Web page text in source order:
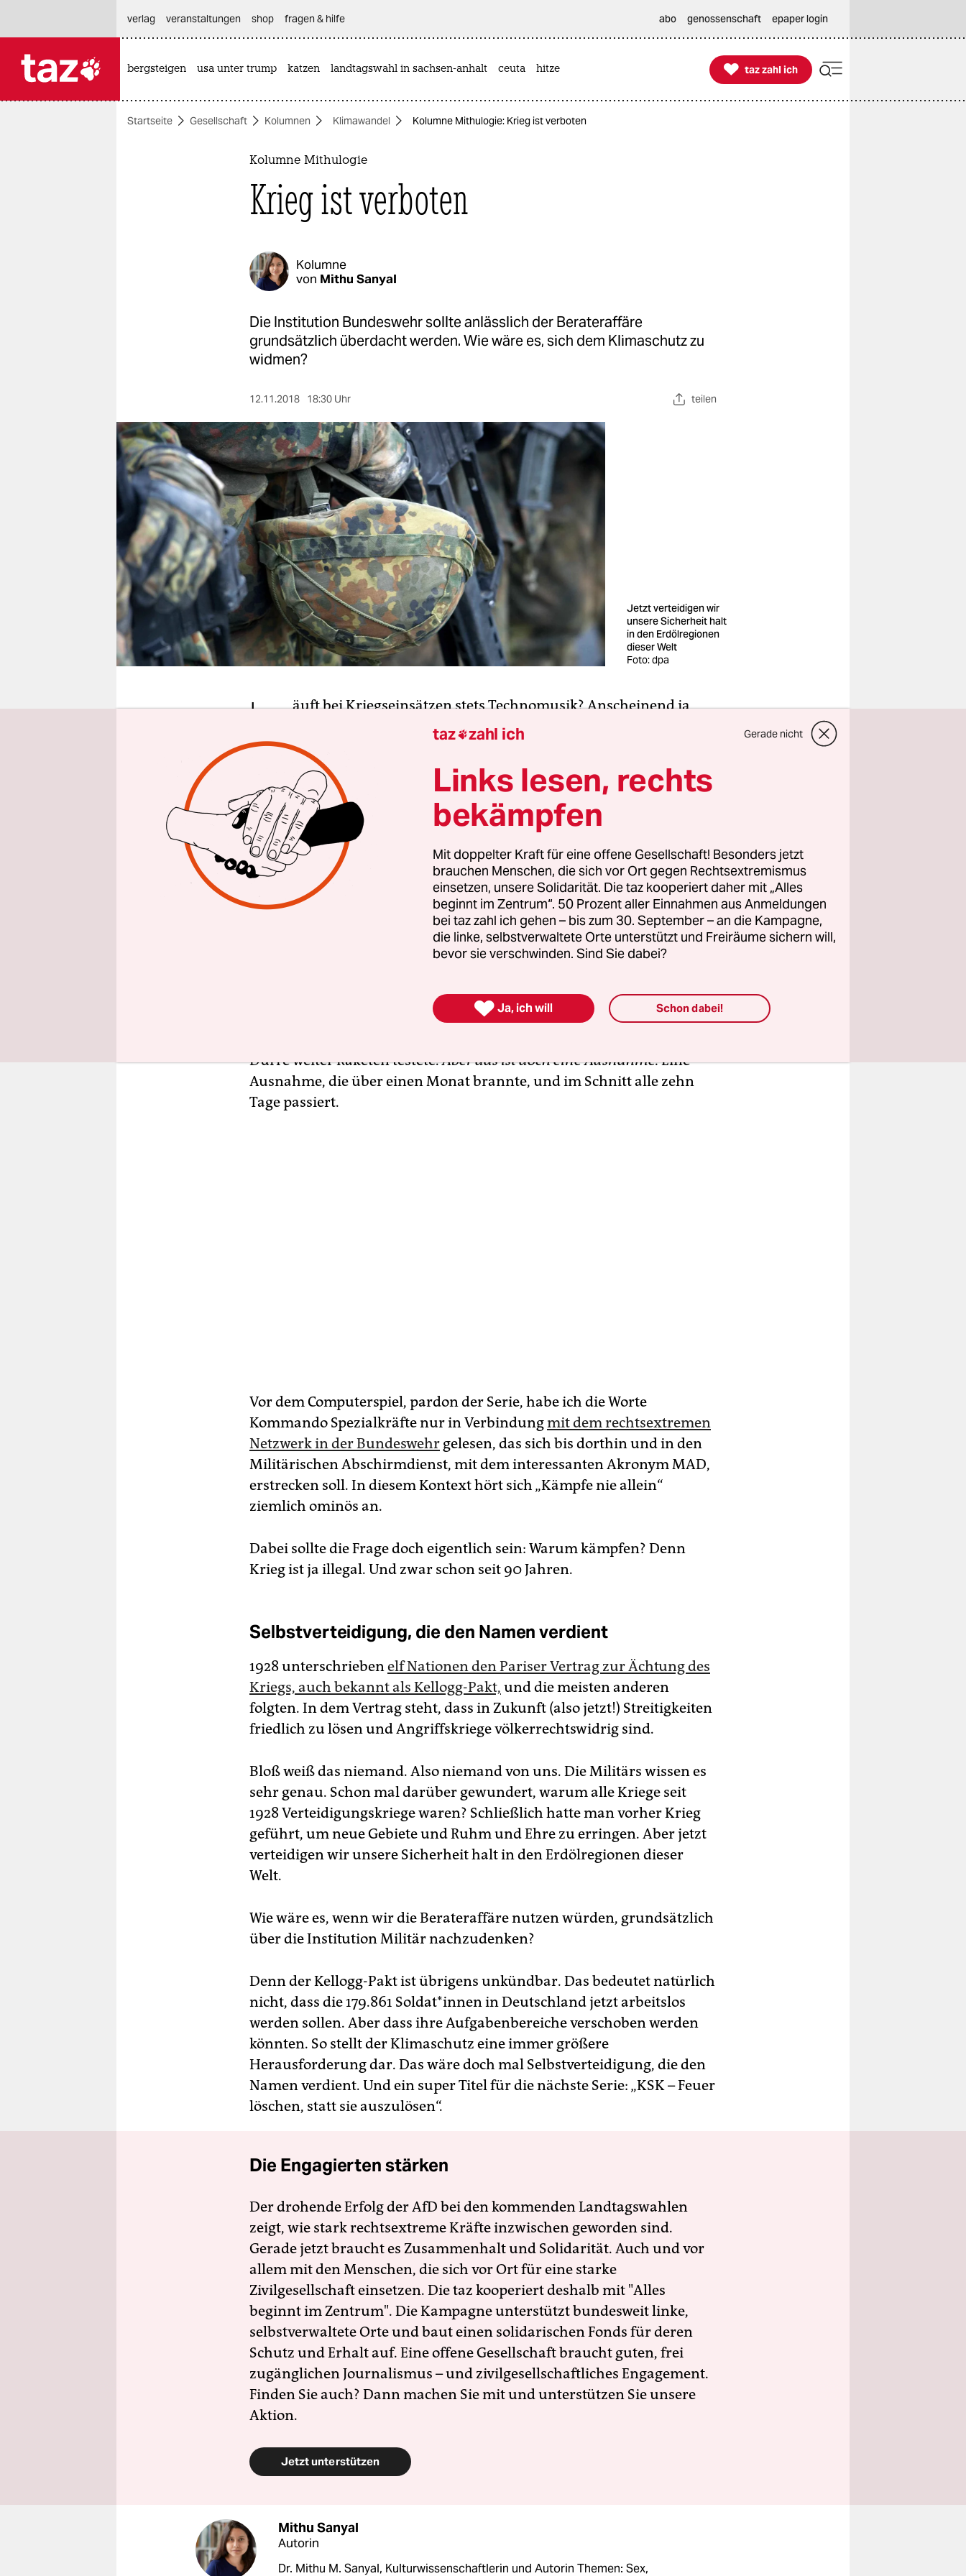
themen
verlag
verlag
veranstaltungen
shop
fragen & hilfe
unterstützen
abo
genossenschaft
epaper login
verlag
veranstaltungen shop fragen & hilfe abo genossenschaft epaper login
bergsteigen usa unter trump katzen landtagswahl in sachsen-anhalt ceuta hitze 
taz zahl ich
taz zahl ich
Startseite Gesellschaft Kolumnen Klimawandel Kolumne Mithulogie: Krieg ist verboten
Kolumne Mithulogie
Krieg ist verboten
Kolumne
von Mithu Sanyal
Die Institution Bundeswehr sollte anlässlich der Berateraffäre
grundsätzlich überdacht werden. Wie wäre es, sich dem Klimaschutz zu
widmen?
12.11.2018 18:30 Uhr teilen
Jetzt verteidigen wir
unsere Sicherheit halt
in den Erdölregionen
dieser Welt
Foto: dpa
L äuft bei Kriegseinsätzen stets Technomusik? Anscheinend ja,
der neuen Bundeswehrserie
dich allein“ glauben kann. KSK steht für Kommando
Spezialkräfte oder mit den Worten der Bundeswehr: „Ein Team, ein
Mythos.“ Wie bitte? Ist das der Grund, warum wir immer noch keine
vollständigen Informationen über die Beraterverträge der
Bundeswehr haben, mit denen sich BWI und McKinsey und wer weiß
wer noch alles eine goldene Nase verdient? Ist halt ein Mythos,
Genaues weiß man nicht.
Da habe ich letztens noch bei einem Interview gesagt, wir sollten
vorsichtig sein, Ego-Shooter-Spiele nur als Militarisierung der Jugend
von heute abzutun, und dann kommt „Kämpfe nie für dich allein“ und
Leute, auf die geschossen wird, echt sind. Dadurch wird die Serie
allerdings auch nicht realistischer, weil sie dann brennende Moore
Dürre weiter Raketen testete.Aber das ist doch eine Ausnahme.Eine
Ausnahme, die über einen Monat brannte, und im Schnitt alle zehn
Tage passiert.
Vor dem Computerspiel, pardon der Serie, habe ich die Worte
Kommando Spezialkräfte nur in Verbindungmit dem rechtsextremen
Netzwerk in der Bundeswehr gelesen, das sich bis dorthin und in den
Militärischen Abschirmdienst, mit dem interessanten Akronym MAD,
erstrecken soll. In diesem Kontext hört sich „Kämpfe nie allein“
ziemlich ominös an.
Dabei sollte die Frage doch eigentlich sein: Warum kämpfen? Denn
Krieg ist ja illegal. Und zwar schon seit 90 Jahren.
Selbstverteidigung, die den Namen verdient
1928 unterschriebenelf Nationen den Pariser Vertrag zur Ächtung des
Kriegs, auch bekannt als Kellogg-Pakt, und die meisten anderen
folgten. In dem Vertrag steht, dass in Zukunft (also jetzt!) Streitigkeiten
friedlich zu lösen und Angriffskriege völkerrechtswidrig sind.
Bloß weiß das niemand. Also niemand von uns. Die Militärs wissen es
sehr genau. Schon mal darüber gewundert, warum alle Kriege seit
1928 Verteidigungskriege waren? Schließlich hatte man vorher Krieg
geführt, um neue Gebiete und Ruhm und Ehre zu erringen. Aber jetzt
verteidigen wir unsere Sicherheit halt in den Erdölregionen dieser
Welt.
Wie wäre es, wenn wir die Berateraffäre nutzen würden, grundsätzlich
über die Institution Militär nachzudenken?
Denn der Kellogg-Pakt ist übrigens unkündbar. Das bedeutet natürlich
nicht, dass die 179.861 Soldat*innen in Deutschland jetzt arbeitslos
werden sollen. Aber dass ihre Aufgabenbereiche verschoben werden
könnten. So stellt der Klimaschutz eine immer größere
Herausforderung dar. Das wäre doch mal Selbstverteidigung, die den
Namen verdient. Und ein super Titel für die nächste Serie: „KSK – Feuer
löschen, statt sie auszulösen“.
Die Engagierten stärken
Der drohende Erfolg der AfD bei den kommenden Landtagswahlen
zeigt, wie stark rechtsextreme Kräfte inzwischen geworden sind.
Gerade jetzt braucht es Zusammenhalt und Solidarität. Auch und vor
allem mit den Menschen, die sich vor Ort für eine starke
Zivilgesellschaft einsetzen. Die taz kooperiert deshalb mit "Alles
beginnt im Zentrum". Die Kampagne unterstützt bundesweit linke,
selbstverwaltete Orte und baut einen solidarischen Fonds für deren
Schutz und Erhalt auf. Eine offene Gesellschaft braucht guten, frei
zugänglichen Journalismus – und zivilgesellschaftliches Engagement.
Finden Sie auch? Dann machen Sie mit und unterstützen Sie unsere
Aktion.
Jetzt unterstützen
Mithu Sanyal
Autorin
Dr. Mithu M. Sanyal, Kulturwissenschaftlerin und Autorin Themen: Sex,
taz zahl ich Gerade nicht
Links lesen, rechts
bekämpfen
Mit doppelter Kraft für eine offene Gesellschaft! Besonders jetzt
brauchen Menschen, die sich vor Ort gegen Rechtsextremismus
einsetzen, unsere Solidarität. Die taz kooperiert daher mit „Alles
beginnt im Zentrum“. 50 Prozent aller Einnahmen aus Anmeldungen
bei taz zahl ich gehen – bis zum 30. September – an die Kampagne,
die linke, selbstverwaltete Orte unterstützt und Freiräume sichern will,
bevor sie verschwinden. Sind Sie dabei?
 Ja, ich will Schon dabei!